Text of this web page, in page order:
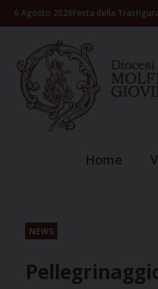
Skip6 Agosto 2026Festa della
Home
NEWS